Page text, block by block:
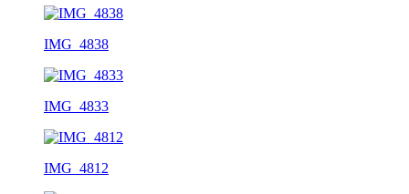
IMG_4838
IMG_4833
IMG_4812